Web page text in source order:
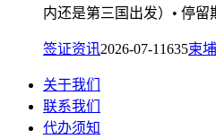
内还是第三国出发）• 停留
签证资讯2026-07-11635柬
关于我们
联系我们
代办须知